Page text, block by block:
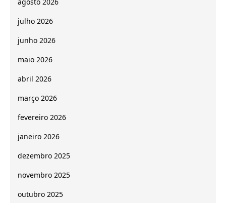
agosto 2026
julho 2026
junho 2026
maio 2026
abril 2026
março 2026
fevereiro 2026
janeiro 2026
dezembro 2025
novembro 2025
outubro 2025